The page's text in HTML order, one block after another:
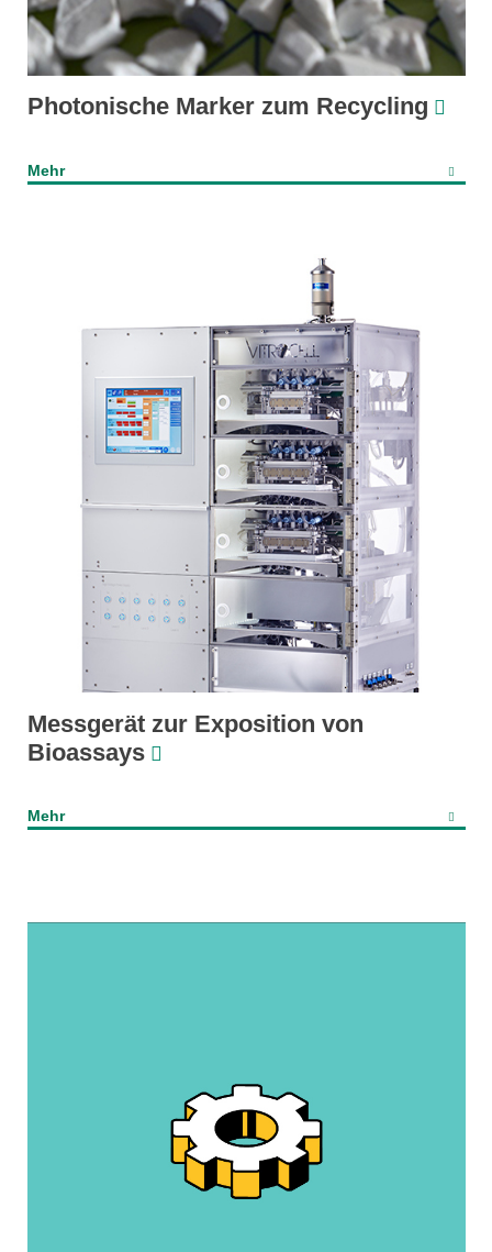
Photonische Marker zum Recycling
Mehr
Messgerät zur Exposition von
Bioassays
Mehr